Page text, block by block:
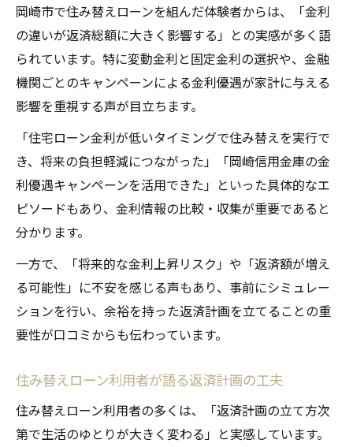
岡崎市で住み替えローンを組んだ体験者からは、「金利
の違いが返済総額に大きく影響する」との実感が多く語
られています。特に変動金利と固定金利の選択や、金融
機関ごとのキャンペーンによる金利優遇が家計に与える
影響を重視する声が目立ちます。
「住宅ローン金利が低いタイミングで住み替えを実行で
き、将来の負担軽減につながった」「岡崎信用金庫の金
利優遇キャンペーンを活用できた」といった具体的なエ
ピソードもあり、金利情報の比較・収集が重要であると
分かります。
一方で、「将来的な金利上昇リスク」や「返済額が増え
る可能性」に不安を感じる声もあり、事前にシミュレー
ションを行い、余裕を持った返済計画を立てることの重
要性が口コミからも伝わっています。
住み替えローン利用者が語る返済計画の工夫
住み替えローン利用者の多くは、「返済計画の立て方次
第で生活のゆとりが大きく変わる」と実感しています。